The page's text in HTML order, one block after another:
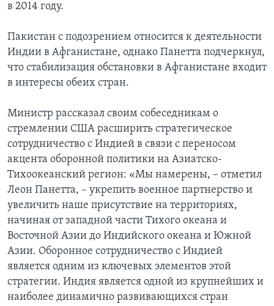
в 2014 году.
Пакистан с подозрением относится к деятельности
Индии в Афганистане, однако Панетта подчеркнул,
что стабилизация обстановки в Афганистане входит
в интересы обеих стран.
Министр рассказал своим собеседникам о
стремлении США расширить стратегическое
сотрудничество с Индией в связи с переносом
акцента оборонной политики на Азиатско-
Тихоокеанский регион: «Мы намерены, – отметил
Леон Панетта, – укрепить военное партнерство и
увеличить наше присутствие на территориях,
начиная от западной части Тихого океана и
Восточной Азии до Индийского океана и Южной
Азии. Оборонное сотрудничество с Индией
является одним из ключевых элементов этой
стратегии. Индия является одной из крупнейших и
наиболее динамично развивающихся стран